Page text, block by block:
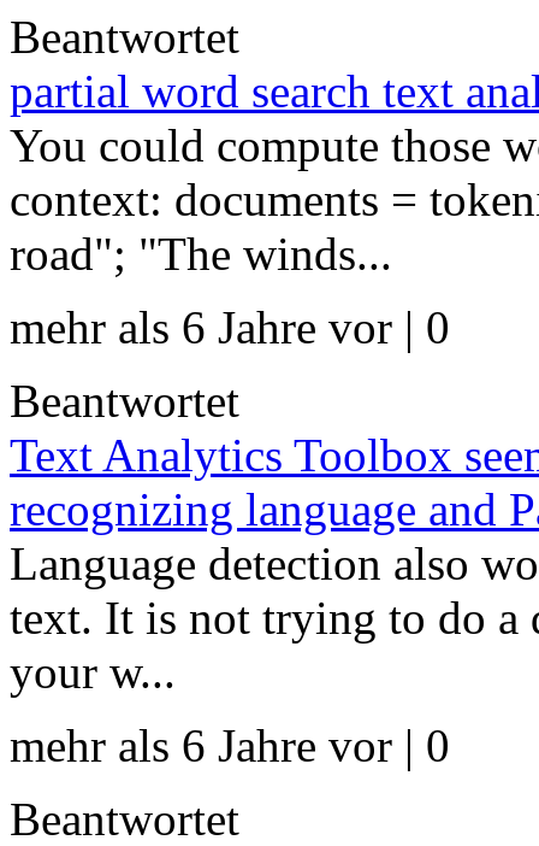
Beantwortet
partial word search text
You could compute those
context: documents =
road"; "The winds...
mehr als 6 Jahre vor | 0
Beantwortet
Text Analytics Toolbox
recognizing language and
Language detection also
text. It is not trying to do a
your w...
mehr als 6 Jahre vor | 0
Beantwortet